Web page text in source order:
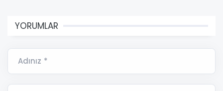
YORUMLAR
Adınız *